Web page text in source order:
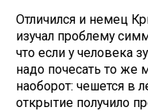
Отличился и немец
изучал проблему
что если у человека
надо почесать то же
наоборот: чешется в
открытие получило